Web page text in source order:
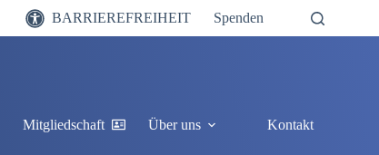
BARRIEREFREIHEIT Spenden
Mitgliedschaft Über uns Kontakt